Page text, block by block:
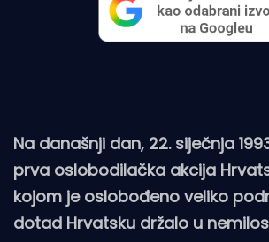
Na današnji dan, 22. siječnja
prva oslobodilačka akcija
kojom je oslobođeno veliko
dotad Hrvatsku držalo u